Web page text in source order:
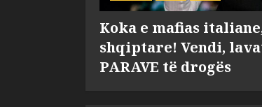
Koka e mafias
shqiptare! Vendi,
PARAVE të drogës